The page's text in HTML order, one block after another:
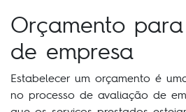
Orçamento
de empresa
Estabelecer um orçamento é
no processo de avaliação de